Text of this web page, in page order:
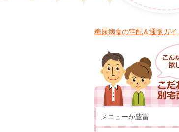
糖尿病食の宅配＆通販ガイ
メニューが豊富